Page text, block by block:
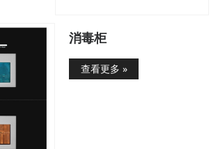
消毒柜
查看更多 »